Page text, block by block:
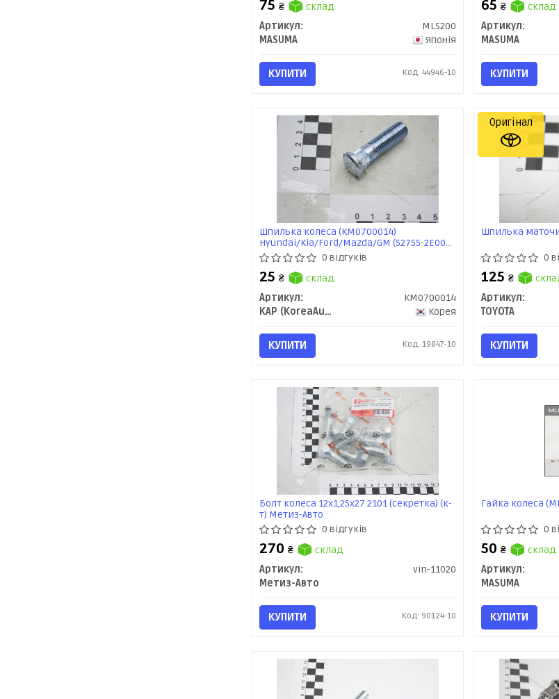
75 ₴
склад
Артикул:
MLS200
MASUMA
Японія
КУПИТИ Код: 44946-10
65₴
склад
Артикул:
MASUMA
КУПИТИ
Шпилька колеса (KM0700014)
Hyundai/Kia/Ford/Mazda/GM (52755-2E000)
KAP
0 відгуків
25 ₴
склад
Артикул:
KM0700014
KAP (KoreaAutoParts)
Корея
КУПИТИ Код: 19847-10
Шпилька
0
125₴
Артикул:
TOYOTA
КУПИТИ
Оригінал
Болт колеса 12х1,25х27 2101 (секретка) (к-
т) Метиз-Авто
0 відгуків
270 ₴
склад
Артикул:
vin-11020
Метиз-Авто
КУПИТИ Код: 90124-10
Гайка колеса
0
50₴
склад
Артикул:
MASUMA
КУПИТИ